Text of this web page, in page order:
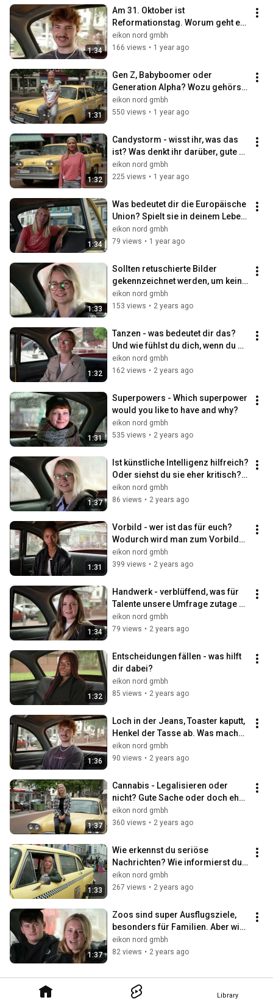
Library
1:34
Am 31. Oktober ist
Reformationstag. Worum geht es
da und was hat der mit uns heute
noch zu tun?
eikon nord gmbh
166 views • 1 year ago
1:31
Gen Z, Babyboomer oder
Generation Alpha? Wozu gehörst
du und was sagt das über dich?
eikon nord gmbh
550 views • 1 year ago
1:32
Candystorm - wisst ihr, was das
ist? Was denkt ihr darüber, gute
Maßnahme oder sinnlos?
eikon nord gmbh
225 views • 1 year ago
1:34
Was bedeutet dir die Europäische
Union? Spielt sie in deinem Leben
überhaupt eine Rolle?
eikon nord gmbh
79 views • 1 year ago
1:33
Sollten retuschierte Bilder
gekennzeichnet werden, um keine
unrealistischen Erwartungen zu
wecken?
eikon nord gmbh
153 views • 2 years ago
1:32
Tanzen - was bedeutet dir das?
Und wie fühlst du dich, wenn du
tanzt? Wenn tanzt du und mit
wem?
eikon nord gmbh
162 views • 2 years ago
1:31
Superpowers - Which superpower
would you like to have and why?
eikon nord gmbh
535 views • 2 years ago
1:37
Ist künstliche Intelligenz hilfreich?
Oder siehst du sie eher kritisch?
Was wird sich verändern?
eikon nord gmbh
86 views • 2 years ago
1:31
Vorbild - wer ist das für euch?
Wodurch wird man zum Vorbild?
Ist es wichtig, Vorbilder zu haben?
eikon nord gmbh
399 views • 2 years ago
1:34
Handwerk - verblüffend, was für
Talente unsere Umfrage zutage
gefördert hat!
eikon nord gmbh
79 views • 2 years ago
1:32
Entscheidungen fällen - was hilft
dir dabei?
eikon nord gmbh
85 views • 2 years ago
1:36
Loch in der Jeans, Toaster kaputt,
Henkel der Tasse ab. Was machst
du, reparieren oder neu kaufen?
eikon nord gmbh
90 views • 2 years ago
1:37
Cannabis - Legalisieren oder
nicht? Gute Sache oder doch eher
riskant, vor allem für Jüngere?
eikon nord gmbh
360 views • 2 years ago
1:33
Wie erkennst du seriöse
Nachrichten? Wie informierst du
dich?
eikon nord gmbh
267 views • 2 years ago
1:37
Zoos sind super Ausflugsziele,
besonders für Familien. Aber wie
sieht es mit dem Wohl der Tiere
aus?
eikon nord gmbh
82 views • 2 years ago